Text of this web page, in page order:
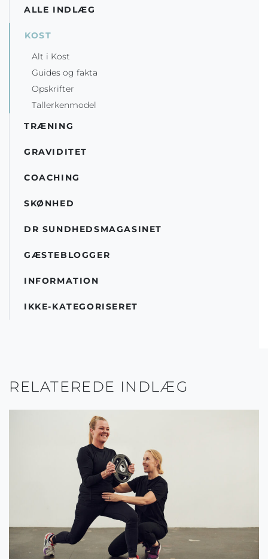
ALLE INDLÆG
KOST
Alt i Kost
Guides og fakta
Opskrifter
Tallerkenmodel
TRÆNING
GRAVIDITET
COACHING
SKØNHED
DR SUNDHEDSMAGASINET
GÆSTEBLOGGER
INFORMATION
IKKE-KATEGORISERET
RELATEREDE INDLÆG